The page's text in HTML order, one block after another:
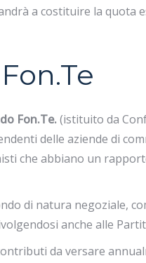
a costituire la quota
Fon.Te.(istituito da
delle aziende di
che abbiano un
di natura negoziale,
anche alle
da versare